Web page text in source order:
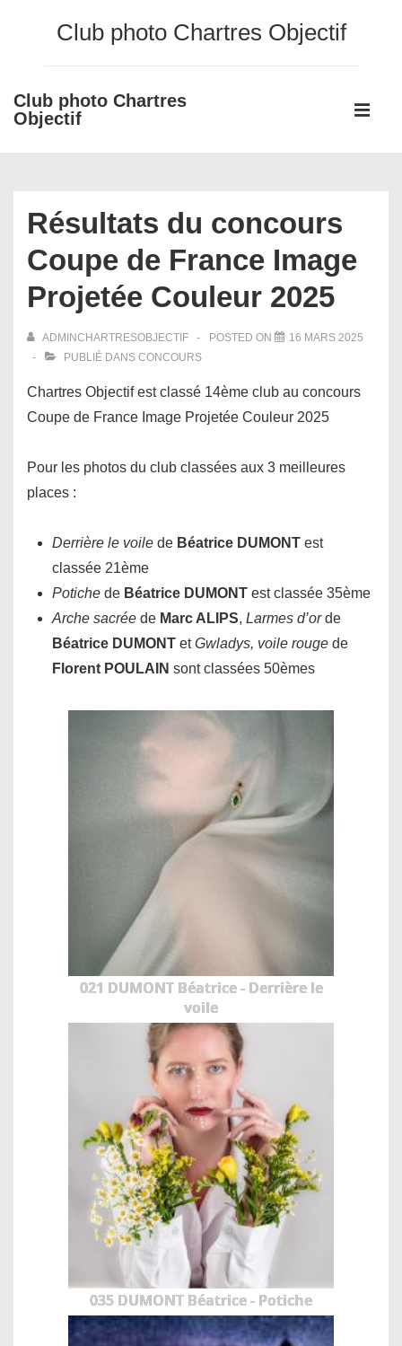
principal
Club photo Chartres Objectif
Club photo Chartres
Objectif
Main
Résultats du concours
Coupe de France Image
Projetée Couleur 2025
ADMINCHARTRESOBJECTIF POSTED ON
16 MARS 2025
PUBLIÉ DANS CONCOURS
Chartres Objectif est classé 14ème club au concours
Coupe de France Image Projetée Couleur 2025
Pour les photos du club classées aux 3 meilleures
places :
Derrière le voile de Béatrice DUMONT est
classée 21ème
Potiche de Béatrice DUMONT est classée 35ème
Arche sacrée de Marc ALIPS, Larmes d’orde
Béatrice DUMONT etGwladys, voile rouge de
Florent POULAIN sont classées 50èmes
021 DUMONT Béatrice - Derrière le
voile
035 DUMONT Béatrice - Potiche